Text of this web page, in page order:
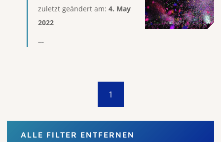
zuletzt geändert am: 4. May
2022
...
1
ALLE FILTER ENTFERNEN